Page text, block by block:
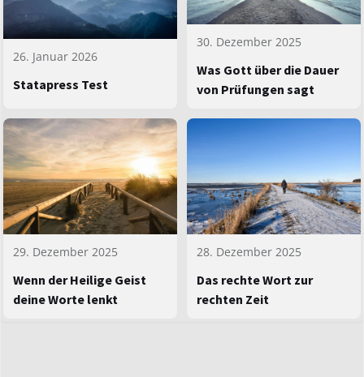
26. Januar 2026
Statapress Test
30. Dezember 2025
Was Gott über die Dauer
von Prüfungen sagt
29. Dezember 2025
Wenn der Heilige Geist
deine Worte lenkt
28. Dezember 2025
Das rechte Wort zur
rechten Zeit